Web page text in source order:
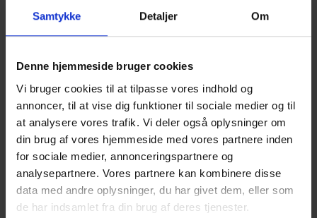
Samtykke Detaljer Om
Denne hjemmeside bruger cookies
Vi bruger cookies til at tilpasse vores indhold og
annoncer, til at vise dig funktioner til sociale medier og til
at analysere vores trafik. Vi deler også oplysninger om
din brug af vores hjemmeside med vores partnere inden
for sociale medier, annonceringspartnere og
analysepartnere. Vores partnere kan kombinere disse
data med andre oplysninger, du har givet dem, eller som
de har indsamlet fra din brug af deres tjenester.
Lej en Fendt. Fordelene er mange
bevarer dine muligheder for at reagere på fremtidens
Se priser her